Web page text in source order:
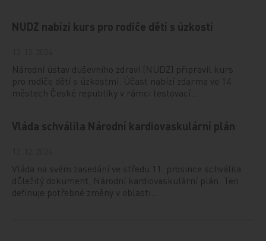
NUDZ nabízí kurs pro rodiče dětí s úzkostí
Národní ústav duševního zdraví (NUDZ) připravil kurs
pro rodiče dětí s úzkostmi. Účast nabízí zdarma ve 14
městech České republiky v rámci testovací…
Vláda schválila Národní kardiovaskulární plán
Vláda na svém zasedání ve středu 11. prosince schválila
důležitý dokument, Národní kardiovaskulární plán. Ten
definuje potřebné změny v oblasti…